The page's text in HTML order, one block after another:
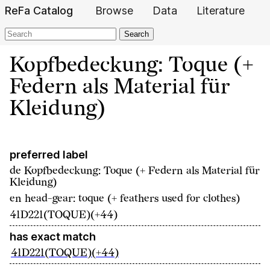
ReFa Catalog Browse Data Literature
Search
Kopfbedeckung: Toque (+
Federn als Material für
Kleidung)
preferred label
de Kopfbedeckung: Toque (+ Federn als Material für
Kleidung)
en head-gear: toque (+ feathers used for clothes)
41D221(TOQUE)(+44)
has exact match
41D221(TOQUE)(+44)